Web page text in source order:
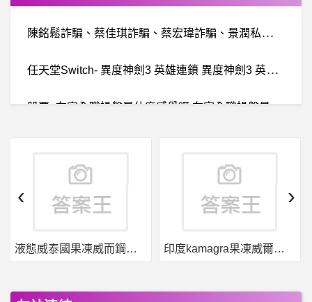
陳
銘鬆詐騙、蔡佳琪詐騙、蔡宏瑋詐騙、景潤私募俱樂部詐騙
任
天堂Switch- 異度神劍3 英雄連鎖 異度神劍3 英雄連鎖
股
票- 在家全職操盤是什麼感覺呀 在家全職操盤是什麼感覺呀
T
haiDrama- 小說雷：會長大人小說雜談 小說雷：會長大人小說雜談
BaseballXXXX- 游宗儒 游宗儒
美
國籃球- 這裡有逛過NBA快遞的老人嗎？ 這裡有逛過NBA快遞的老人嗎？
iPod- 背面有不明污漬
液態威泰國果凍威而鋼哪裡買 印度kamagra果凍威爾剛用於治療男性勃起功能障礙
‹ ›